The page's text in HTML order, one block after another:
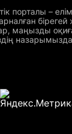
порталы –
бірегей
маңызды